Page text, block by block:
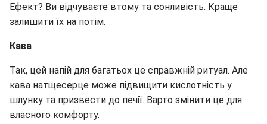
Ефект? Ви відчуваєте втому та сонливість. Краще
залишити їх на потім.
Кава
Так, цей напій для багатьох це справжній ритуал. Але
кава натщесерце може підвищити кислотність у
шлунку та призвести до печії. Варто змінити це для
власного комфорту.